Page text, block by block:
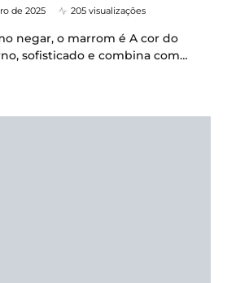
de 2025 205 visualizações
negar, o marrom é A cor do
sofisticado e combina com…